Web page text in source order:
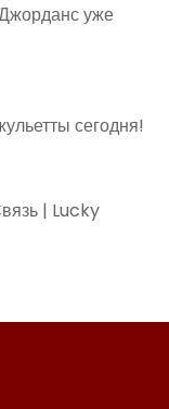
уже
сегодня!
| Lucky